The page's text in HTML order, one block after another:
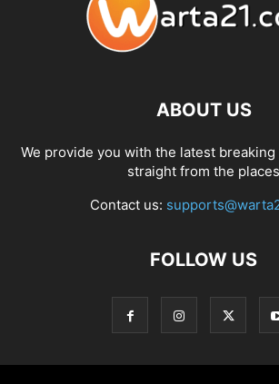
ABOUT US
We provide you with the latest
straight from the places
Contact us:
FOLLOW US